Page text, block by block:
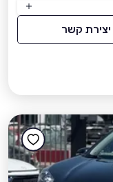
יצירת קשר